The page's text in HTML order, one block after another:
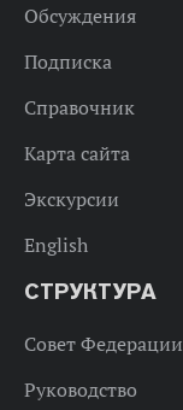
Обсуждения
Подписка
Справочник
Карта сайта
Экскурсии
English
СТРУКТУРА
Совет Федерации
Руководство